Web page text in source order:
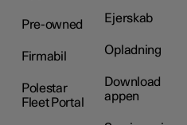
Pre-owned
Firmabil
Polestar
Fleet Portal
Ejerskab
Opladning
Download
appen